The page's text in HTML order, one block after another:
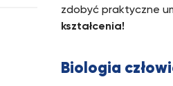
zdobyć praktyczne
kształcenia!
Biologia